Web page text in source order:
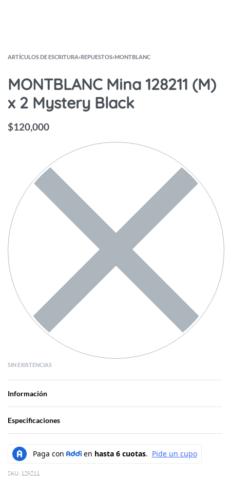
ARTÍCULOS DE ESCRITURA›REPUESTOS›MONTBLANC
MONTBLANC Mina 128211 (M)
x 2 Mystery Black
$120,000
SIN EXISTENCIAS
Información
Especificaciones
128211